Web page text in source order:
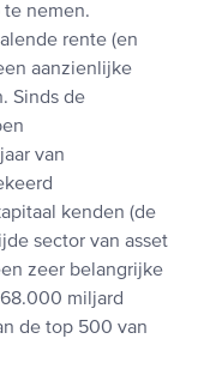
nemen.
rente (en
aanzienlijke
Sinds de
van
kenden (de
sector van asset
zeer belangrijke
miljard
de top 500 van